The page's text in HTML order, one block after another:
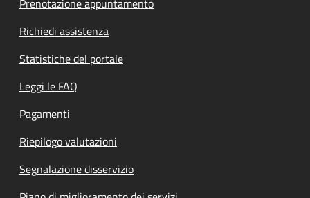
Prenotazione appuntamento
Richiedi assistenza
Statistiche del portale
Leggi le FAQ
Pagamenti
Riepilogo valutazioni
Segnalazione disservizio